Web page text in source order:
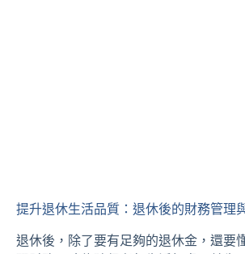
提升退休生活品質：退休後的財務管理
退休後，除了要有足夠的退休金，還要